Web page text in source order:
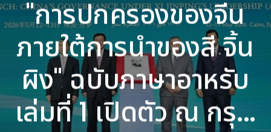
"การปกครองของจีน
ภายใต้การนำของสี จิ้น
ผิง" ฉบับภาษาอาหรับ
เล่มที่ 1 เปิดตัว ณ กรุ...